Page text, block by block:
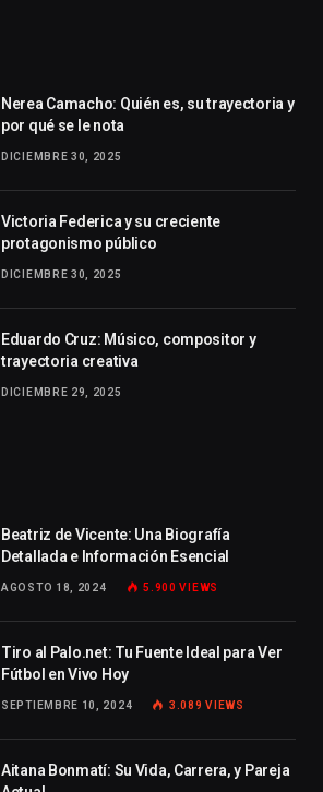
Nerea Camacho: Quién es, su trayectoria y
por qué se le nota
DICIEMBRE 30, 2025
Victoria Federica y su creciente
protagonismo público
DICIEMBRE 30, 2025
Eduardo Cruz: Músico, compositor y
trayectoria creativa
DICIEMBRE 29, 2025
Beatriz de Vicente: Una Biografía
Detallada e Información Esencial
AGOSTO 18, 2024 5.900VIEWS
Tiro al Palo.net: Tu Fuente Ideal para Ver
Fútbol en Vivo Hoy
SEPTIEMBRE 10, 2024 3.089VIEWS
Aitana Bonmatí: Su Vida, Carrera, y Pareja